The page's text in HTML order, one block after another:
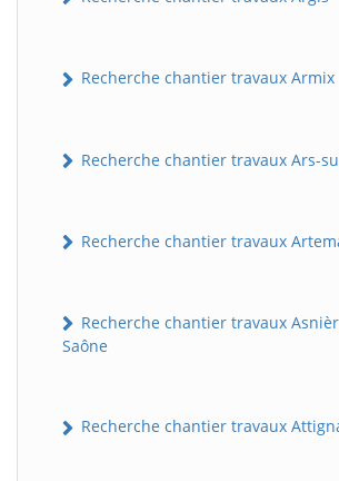
Recherche chantier travaux Armix
Recherche chantier travaux Ars-
Recherche chantier travaux
Recherche chantier travaux
Saône
Recherche chantier travaux